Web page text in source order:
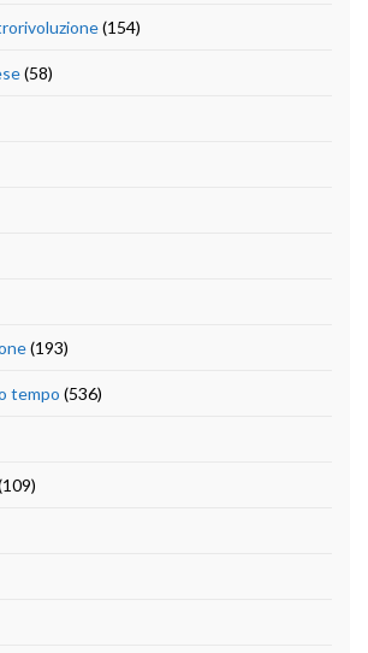
(154)
(58)
(193)
tempo (536)